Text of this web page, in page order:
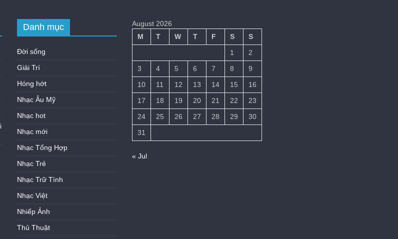
Danh mục
Đời sống
Giải Trí
Hóng hớt
Nhạc Âu Mỹ
Nhạc hot
Nhạc mới
Nhạc Tổng Hợp
Nhạc Trẻ
Nhạc Trữ Tình
Nhạc Việt
Nhiếp Ảnh
Thủ Thuật
August 2026
M
T W T F S
S
1
2
3
4 5 6 7 8
9
10
11 12 13 14 15
16
17
18 19 20 21 22
23
24
25 26 27 28 29
30
31
« Jul